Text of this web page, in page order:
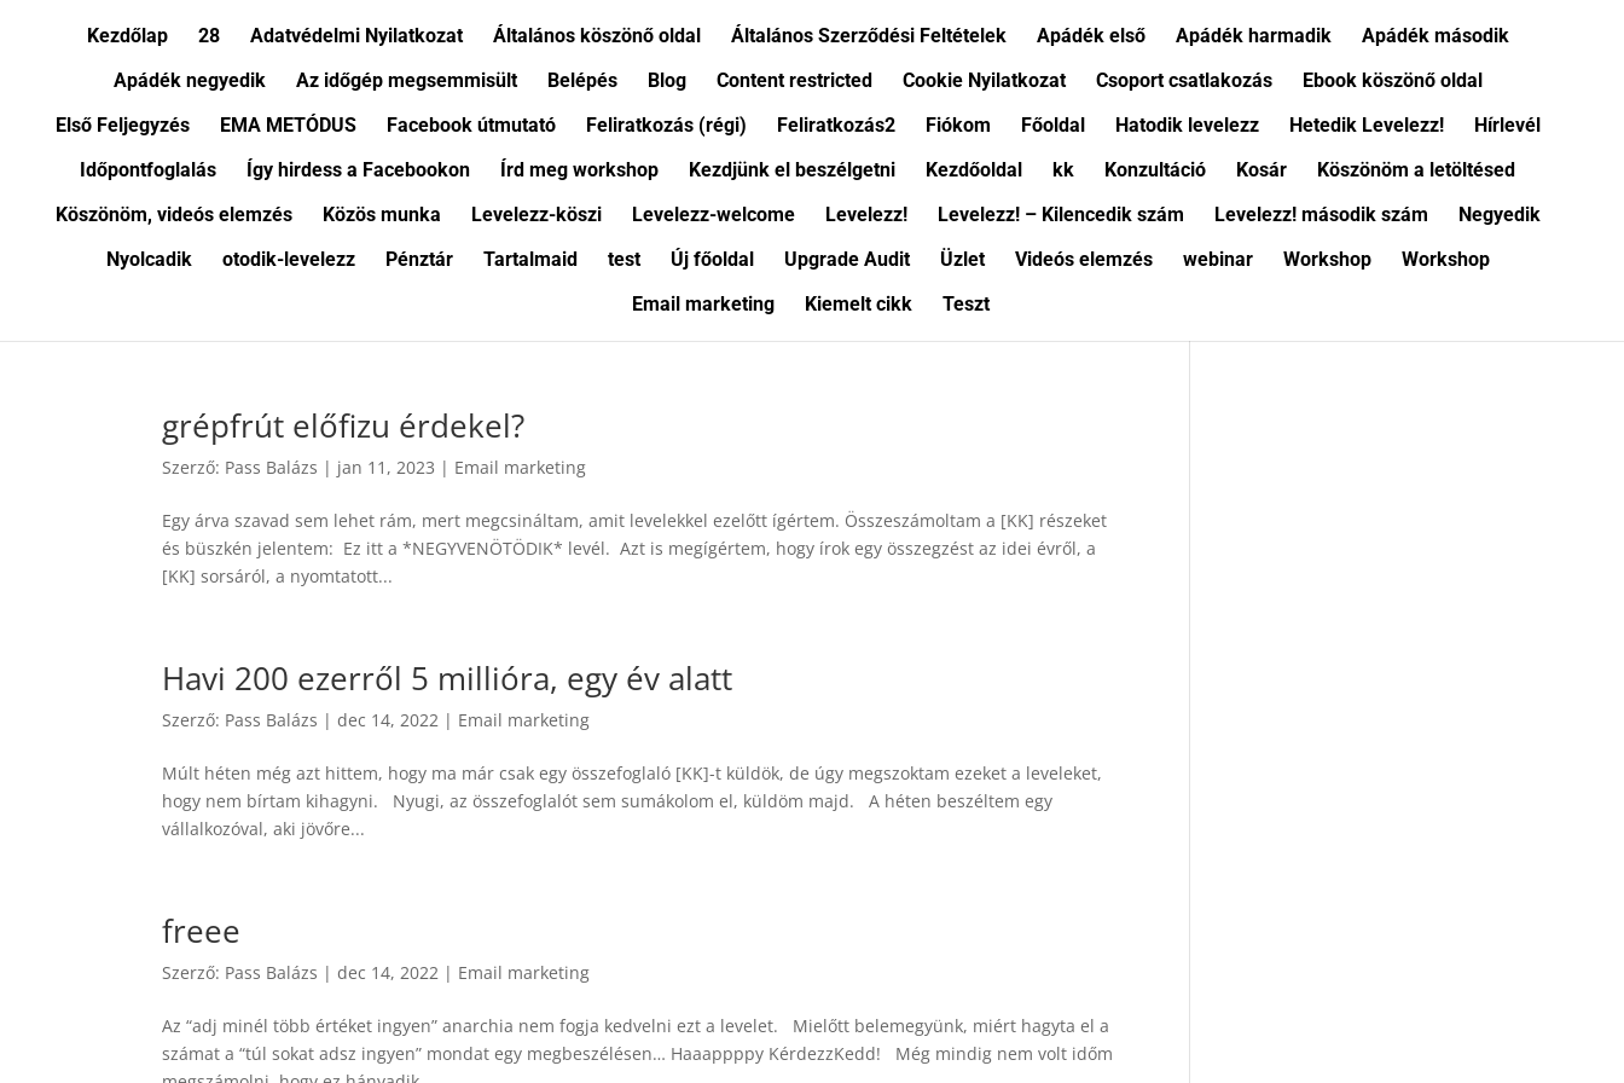
Kezdőlap 28 Adatvédelmi Nyilatkozat Általános köszönő oldal Általános Szerződési Feltételek Apádék első Apádék harmadik
Apádék második
Apádék negyedik
Az időgép megsemmisült Belépés Blog Content restricted Cookie Nyilatkozat Csoport csatlakozás
Ebook köszönő oldal
Első Feljegyzés
EMA METÓDUS Facebook útmutató Feliratkozás (régi) Feliratkozás2 Fiókom Főoldal Hatodik levelezz Hetedik Levelezz!
Hírlevél
Időpontfoglalás
Így hirdess a Facebookon Írd meg workshop Kezdjünk el beszélgetni Kezdőoldal kk Konzultáció Kosár
Köszönöm a letöltésed
Köszönöm, videós elemzés
Közös munka Levelezz-köszi Levelezz-welcome Levelezz! Levelezz! – Kilencedik szám Levelezz! második szám
Negyedik
Nyolcadik
otodik-levelezz Pénztár Tartalmaid test Új főoldal Upgrade Audit Üzlet Videós elemzés webinar Workshop
Workshop
Email marketing
Kiemelt cikk Teszt
grépfrút előfizu érdekel?
Szerző: Pass Balázs | jan 11, 2023 | Email marketing
Egy árva szavad sem lehet rám, mert megcsináltam, amit levelekkel ezelőtt ígértem. Összeszámoltam a [KK] részeket
és büszkén jelentem: Ez itt a *NEGYVENÖTÖDIK* levél. Azt is megígértem, hogy írok egy összegzést az idei évről, a
[KK] sorsáról, a nyomtatott...
Havi 200 ezerről 5 millióra, egy év alatt
Szerző: Pass Balázs |dec 14, 2022 | Email marketing
Múlt héten még azt hittem, hogy ma már csak egy összefoglaló [KK]-t küldök, de úgy megszoktam ezeket a leveleket,
hogy nem bírtam kihagyni. Nyugi, az összefoglalót sem sumákolom el, küldöm majd. A héten beszéltem egy
vállalkozóval, aki jövőre...
freee
Szerző: Pass Balázs |dec 14, 2022 | Email marketing
Az “adj minél több értéket ingyen” anarchia nem fogja kedvelni ezt a levelet. Mielőtt belemegyünk, miért hagyta el a
számat a “túl sokat adsz ingyen” mondat egy megbeszélésen… Haaappppy KérdezzKedd! Még mindig nem volt időm